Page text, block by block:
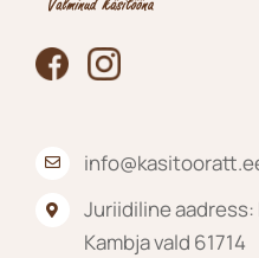
Juriidiline aadress:
Kambja vald 61714